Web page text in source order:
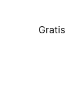
Gratis